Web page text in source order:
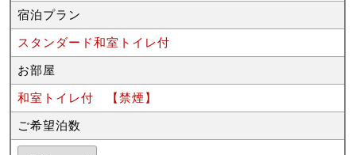
宿泊プラン
スタンダード和室トイレ付
お部屋
和室トイレ付 【禁煙】
ご希望泊数